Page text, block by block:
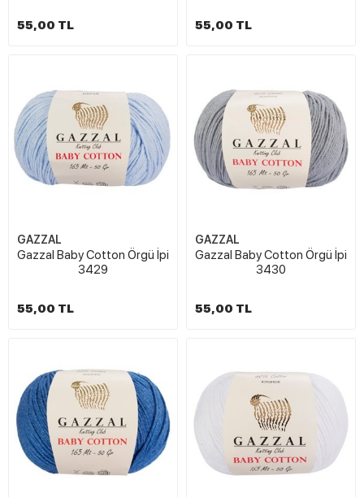
55,00 TL 55,00 TL
GAZZAL
Gazzal Baby Cotton Örgü İpi
3429
55,00 TL
GAZZAL
Gazzal Baby Cotton Örgü İpi
3430
55,00 TL